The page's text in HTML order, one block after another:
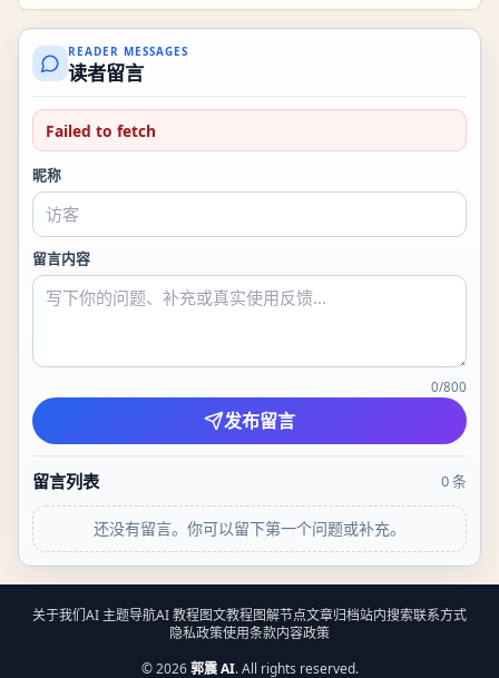
READER MESSAGES
读者留言
Failed to fetch
昵称
留言内容
0/800
发布留言
留言列表 0条
还没有留言。你可以留下第一个问题或补充。
关于我们AI 主题导航AI 教程图文教程图解节点文章归档站内搜索联系方式
隐私政策使用条款内容政策
©2026 郭震 AI. All rights reserved.